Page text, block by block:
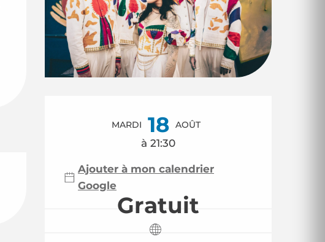
Ouverture et
MARDI 18 AOÛT
à 21:30
Ajouter à mon calendrier
Google
Gratuit